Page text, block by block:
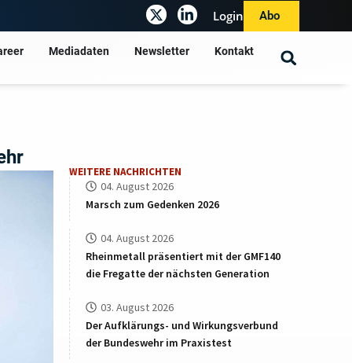
Login Abo
Mediadaten Newsletter Kontakt
WEITERE NACHRICHTEN
04. August 2026
Marsch zum Gedenken 2026
04. August 2026
Rheinmetall präsentiert mit der GMF140
die Fregatte der nächsten Generation
03. August 2026
Der Aufklärungs- und Wirkungsverbund
der Bundeswehr im Praxistest